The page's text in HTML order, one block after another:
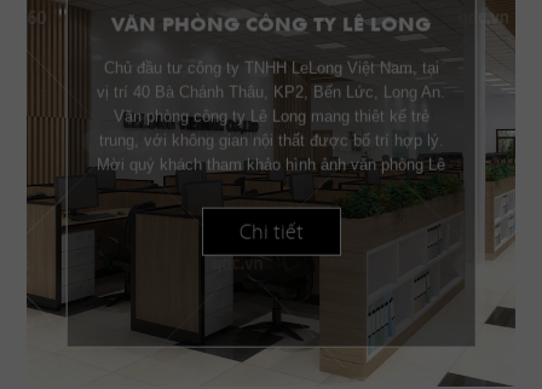
VĂN PHÒNG CÔNG TY LÊ LONG
Chủ đầu tư công ty TNHH LeLong Việt Nam, tại
vị trí 40 Bà Chánh Thâu, KP2, Bến Lức, Long An.
Văn phòng công ty Lê Long mang thiêt kế trẻ
trung, với không gian nội thất được bố trí hợp lý.
Mời quý khách tham khảo hình ảnh văn phòng Lê
Long.
Chi tiết